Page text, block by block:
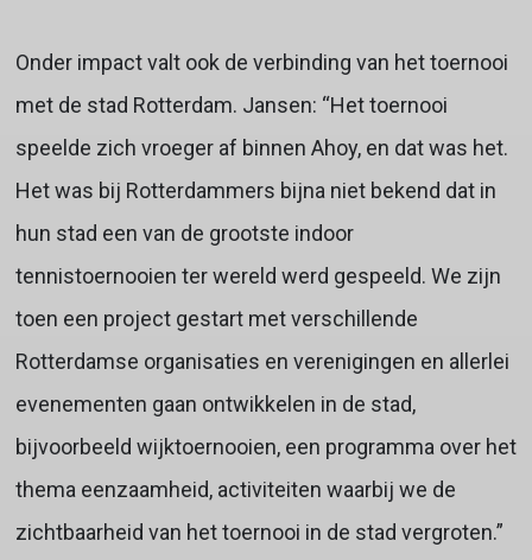
Onder impact valt ook de verbinding van het toernooi
met de stad Rotterdam. Jansen: “Het toernooi
speelde zich vroeger af binnen Ahoy, en dat was het.
Het was bij Rotterdammers bijna niet bekend dat in
hun stad een van de grootste indoor
tennistoernooien ter wereld werd gespeeld. We zijn
toen een project gestart met verschillende
Rotterdamse organisaties en verenigingen en allerlei
evenementen gaan ontwikkelen in de stad,
bijvoorbeeld wijktoernooien, een programma over het
thema eenzaamheid, activiteiten waarbij we de
zichtbaarheid van het toernooi in de stad vergroten.”